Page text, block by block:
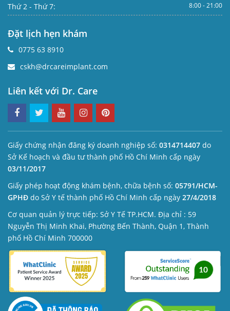
Thứ 2 - Thứ 7: 8:00 - 21:00
Đặt lịch hẹn khám
0775 63 8910
cskh@drcareimplant.com
Liên kết với Dr. Care
Giấy chứng nhận đăng ký doanh nghiệp số: 0314714407 do
Sở Kế hoạch và đầu tư thành phố Hồ Chí Minh cấp ngày
03/11/2017
Giấy phép hoạt động khám bệnh, chữa bệnh số: 05791/HCM-
GPHĐ do Sở Y tế thành phố Hồ Chí Minh cấp ngày 27/4/2018
Cơ quan quản lý trực tiếp: Sở Y Tế TP.HCM. Địa chỉ : 59
Nguyễn Thị Minh Khai, Phường Bến Thành, Quận 1, Thành
phố Hồ Chí Minh 700000